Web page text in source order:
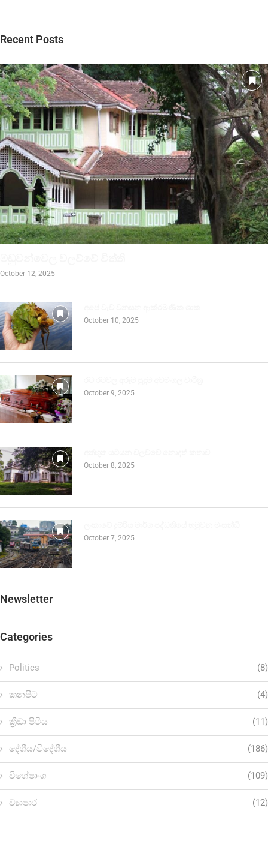
Recent Posts
October 12, 2025
October 10, 2025
October 9, 2025
October 8, 2025
October 7, 2025
Newsletter
Categories
Politics (8)
කනපිට (4)
ක්‍රීඩා පිටිය (11)
දේශීය/විදේශීය (186)
විශේෂාංග (109)
ව්‍යාපාර (12)